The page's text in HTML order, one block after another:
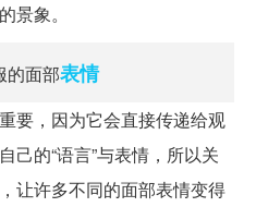
景象。
的面部表情
要，因为它会直接传递给观
己的“语言”与表情，所以关
让许多不同的面部表情变得